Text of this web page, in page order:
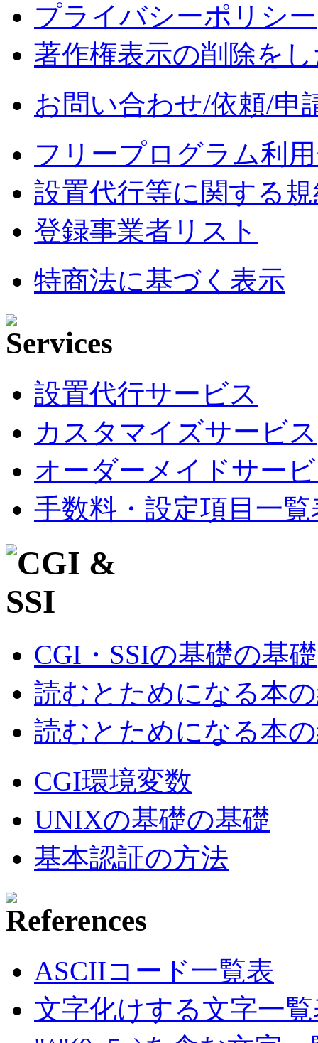
プライバシーポリシー
著作権表示の削除を
お問い合わせ/依頼/申
フリープログラム利
設置代行等に関する
登録事業者リスト
特商法に基づく表示
設置代行サービス
カスタマイズサービス
オーダーメイドサー
手数料・設定項目一覧
CGI・SSIの基礎の基礎
読むとためになる本
読むとためになる本
CGI環境変数
UNIXの基礎の基礎
基本認証の方法
ASCIIコード一覧表
文字化けする文字一